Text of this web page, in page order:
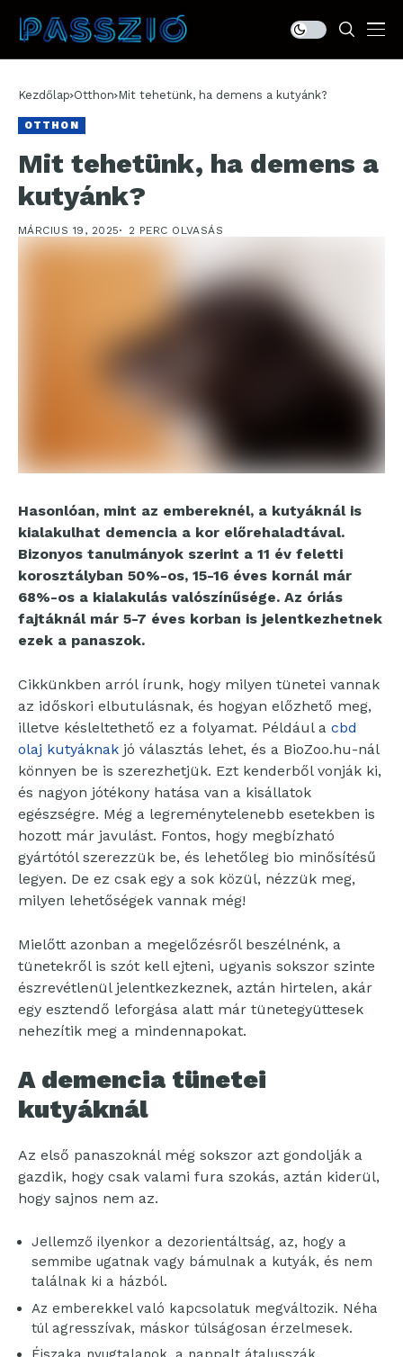
Kezdőlap Otthon Mit tehetünk, ha demens a kutyánk?
OTTHON
Mit tehetünk, ha demens a
kutyánk?
MÁRCIUS 19, 2025 2 PERC OLVASÁS
Hasonlóan, mint az embereknél, a kutyáknál is
kialakulhat demencia a kor előrehaladtával.
Bizonyos tanulmányok szerint a 11 év feletti
korosztályban 50%-os, 15-16 éves kornál már
68%-os a kialakulás valószínűsége. Az óriás
fajtáknál már 5-7 éves korban is jelentkezhetnek
ezek a panaszok.
Cikkünkben arról írunk, hogy milyen tünetei vannak
az időskori elbutulásnak, és hogyan előzhető meg,
illetve késleltethető ez a folyamat. Például a cbd
olaj kutyáknak jó választás lehet, és a BioZoo.hu-nál
könnyen be is szerezhetjük. Ezt kenderből vonják ki,
és nagyon jótékony hatása van a kisállatok
egészségre. Még a legreménytelenebb esetekben is
hozott már javulást. Fontos, hogy megbízható
gyártótól szerezzük be, és lehetőleg bio minősítésű
legyen. De ez csak egy a sok közül, nézzük meg,
milyen lehetőségek vannak még!
Mielőtt azonban a megelőzésről beszélnénk, a
tünetekről is szót kell ejteni, ugyanis sokszor szinte
észrevétlenül jelentkezkeznek, aztán hirtelen, akár
egy esztendő leforgása alatt már tünetegyüttesek
nehezítik meg a mindennapokat.
A demencia tünetei
kutyáknál
Az első panaszoknál még sokszor azt gondolják a
gazdik, hogy csak valami fura szokás, aztán kiderül,
hogy sajnos nem az.
Jellemző ilyenkor a dezorientáltság, az, hogy a
semmibe ugatnak vagy bámulnak a kutyák, és nem
találnak ki a házból.
Az emberekkel való kapcsolatuk megváltozik. Néha
túl agresszívak, máskor túlságosan érzelmesek.